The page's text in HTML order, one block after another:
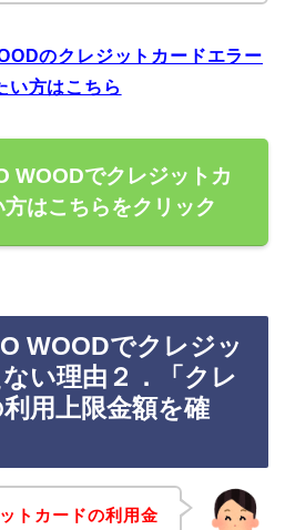
のクレジットカードエラー
い方はこちら
WOODでクレジットカ
はこちらをクリック
WOODでクレジッ
い理由２．「クレ
用上限金額を確
トカードの利用金